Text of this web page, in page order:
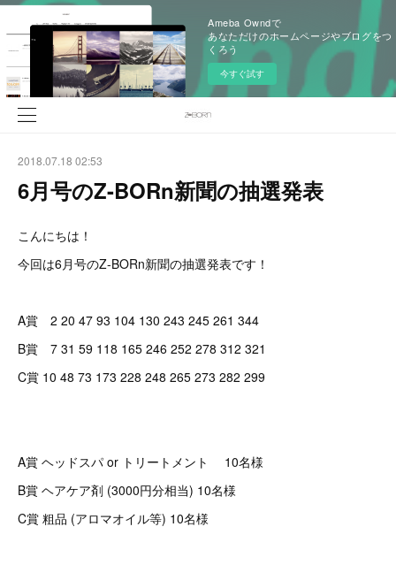
Ameba Owndで
あなただけのホームページやブログをつ
くろう
今すぐ試す
2018.07.18 02:53
6月号のZ-BORn新聞の抽選発表
こんにちは！
今回は6月号のZ-BORn新聞の抽選発表です！
A賞 2 20 47 93 104 130 243 245 261 344
B賞 7 31 59 118 165 246 252 278 312 321
C賞 10 48 73 173 228 248 265 273 282 299
A賞 ヘッドスパ or トリートメント 10名様
B賞 ヘアケア剤 (3000円分相当) 10名様
C賞 粗品 (アロマオイル等) 10名様